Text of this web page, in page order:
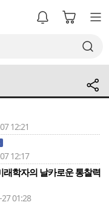
12:21
12:17
래학자의 날카로운 통찰력
01:28